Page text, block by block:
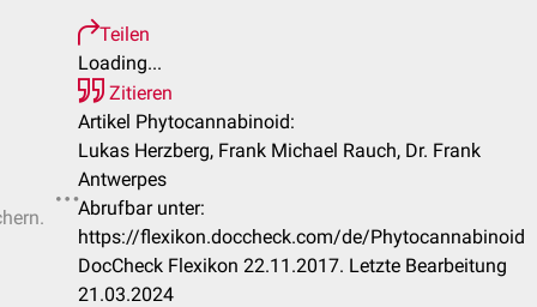
Teilen
Loading...
Zitieren
Artikel Phytocannabinoid:
Lukas Herzberg, Frank Michael Rauch, Dr. Frank
Antwerpes
Abrufbar unter:
https://flexikon.doccheck.com/de/Phytocannabinoid
DocCheck Flexikon 22.11.2017. Letzte Bearbeitung
21.03.2024